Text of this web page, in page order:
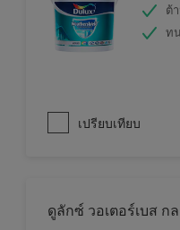
ต้
ท
เปรียบเทียบ
ดูลักซ์ วอเตอร์เบส ก